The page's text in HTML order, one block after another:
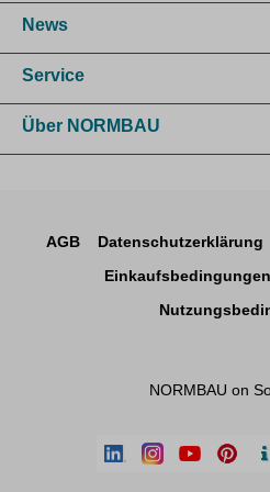
News
Service
Über NORMBAU
AGB Datenschutzerklärung
Einkaufsbedingungen
NORMBAU on